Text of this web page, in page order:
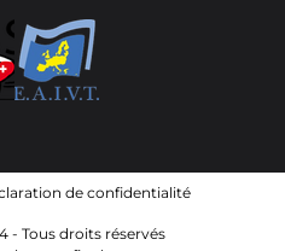
de confidentialité
- Tous droits réservés